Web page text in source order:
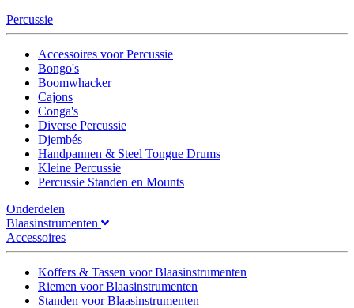
Percussie
Accessoires voor Percussie
Bongo's
Boomwhacker
Cajons
Conga's
Diverse Percussie
Djembés
Handpannen & Steel Tongue Drums
Kleine Percussie
Percussie Standen en Mounts
Onderdelen
Blaasinstrumenten
Accessoires
Koffers & Tassen voor Blaasinstrumenten
Riemen voor Blaasinstrumenten
Standen voor Blaasinstrumenten